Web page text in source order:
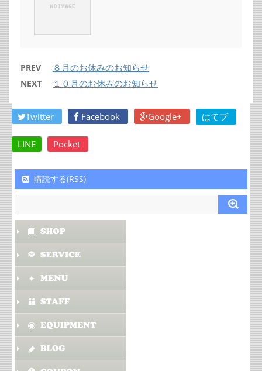
PREV ８月のお休みのお知らせ
NEXT １０月のお休みのお知らせ
Twitter Facebook Google+ はてブ
LINE Pocket
購読する(RSS)